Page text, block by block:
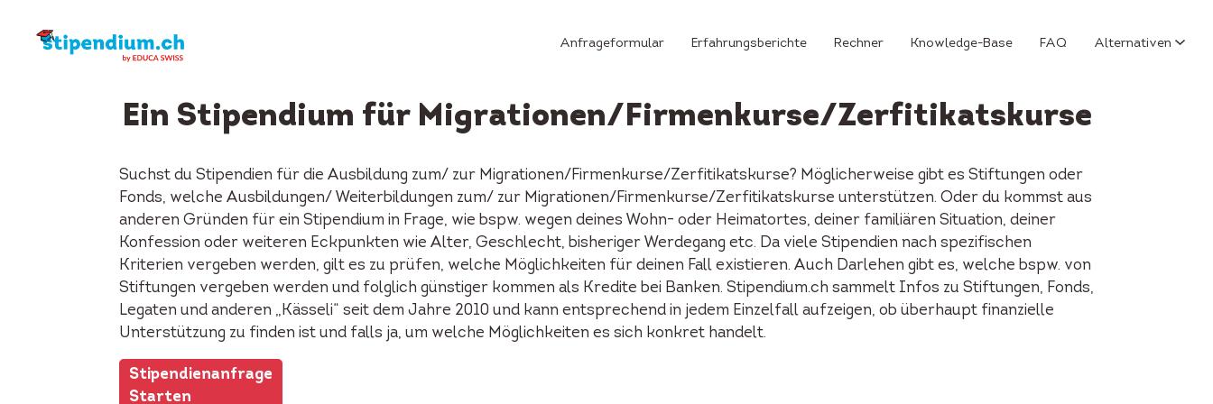
Anfrageformular Erfahrungsberichte Rechner Knowledge-Base FAQ Alternativen
Ein Stipendium für Migrationen/Firmenkurse/Zerfitikatskurse
Suchst du Stipendien für die Ausbildung zum/ zur Migrationen/Firmenkurse/Zerfitikatskurse? Möglicherweise gibt es Stiftungen oder
Fonds, welche Ausbildungen/ Weiterbildungen zum/ zur Migrationen/Firmenkurse/Zerfitikatskurse unterstützen. Oder du kommst aus
anderen Gründen für ein Stipendium in Frage, wie bspw. wegen deines Wohn- oder Heimatortes, deiner familiären Situation, deiner
Konfession oder weiteren Eckpunkten wie Alter, Geschlecht, bisheriger Werdegang etc. Da viele Stipendien nach spezifischen
Kriterien vergeben werden, gilt es zu prüfen, welche Möglichkeiten für deinen Fall existieren. Auch Darlehen gibt es, welche bspw. von
Stiftungen vergeben werden und folglich günstiger kommen als Kredite bei Banken. Stipendium.ch sammelt Infos zu Stiftungen, Fonds,
Legaten und anderen „Kässeli“ seit dem Jahre 2010 und kann entsprechend in jedem Einzelfall aufzeigen, ob überhaupt finanzielle
Unterstützung zu finden ist und falls ja, um welche Möglichkeiten es sich konkret handelt.
Stipendienanfrage
Starten